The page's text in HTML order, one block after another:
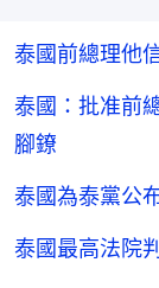
泰國前總理他
泰國：批准前
腳鐐
泰國為泰黨公
泰國最高法院